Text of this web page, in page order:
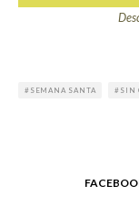
SEMANA SANTA SIN